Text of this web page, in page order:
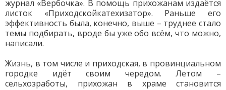
журнал «Вербочка». В помощь прихожанам издаётся
листок «Приходскойкатехизатор». Раньше его
эффективность была, конечно, выше – труднее стало
темы подбирать, вроде бы уже обо всём, что можно,
написали.
Жизнь, в том числе и приходская, в провинциальном
городке идёт своим чередом. Летом –
сельхозработы, прихожан в храме становится